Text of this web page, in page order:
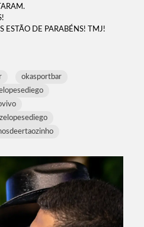
ESTÃO DE PARABÉNS! TMJ!
okasportbar